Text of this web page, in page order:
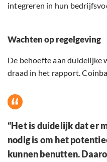
integreren in hun
Wachten op regelgeving
De behoefte aan duidelijke
draad in het rapport.
“Het is duidelijk dat er
nodig is om het
kunnen benutten.